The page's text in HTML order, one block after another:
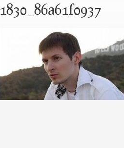
1830_86a61f0937